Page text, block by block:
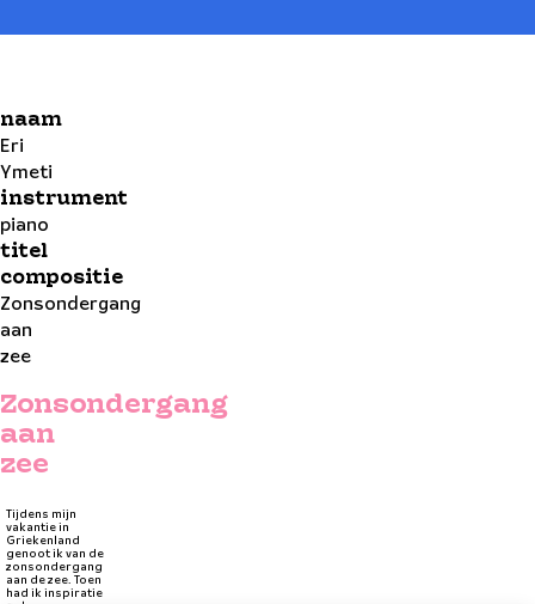
naam
Eri
Ymeti
instrument
piano
titel
compositie
Zonsondergang
aan
zee
Zonsondergang
aan
zee
Tijdens mijn
vakantie in
Griekenland
genoot ik van de
zonsondergang
aan de zee. Toen
had ik inspiratie